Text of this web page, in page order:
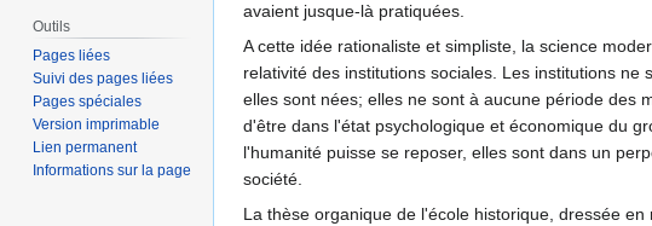
avaient jusque-là pratiquées.
A cette idée rationaliste et simpliste, la science
relativité des institutions sociales. Les institutions
elles sont nées; elles ne sont à aucune période des
d'être dans l'état psychologique et économique du
l'humanité puisse se reposer, elles sont dans un
société.
La thèse organique de l'école historique, dressée
Outils
Pages liées
Suivi des pages liées
Pages spéciales
Version imprimable
Lien permanent
Informations sur la page